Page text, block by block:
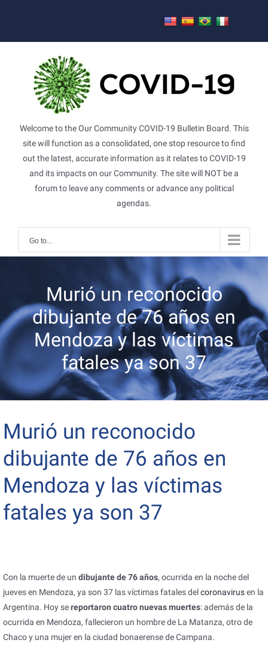
Welcome to the Our Community COVID-19 Bulletin Board. This
site will function as a consolidated, one stop resource to find
out the latest, accurate information as it relates to COVID-19
and its impacts on our Community. The site will NOT be a
forum to leave any comments or advance any political
agendas.
Go to...
Murió un reconocido
dibujante de 76 años en
Mendoza y las víctimas
fatales ya son 37
Murió un reconocido
dibujante de 76 años en
Mendoza y las víctimas
fatales ya son 37
Con la muerte de un dibujante de 76 años, ocurrida en la noche del
jueves en Mendoza, ya son 37 las víctimas fatales delcoronavirusen la
Argentina. Hoy sereportaron cuatro nuevas muertes: además de la
ocurrida en Mendoza, fallecieron un hombre de La Matanza, otro de
Chaco y una mujer en la ciudad bonaerense de Campana.